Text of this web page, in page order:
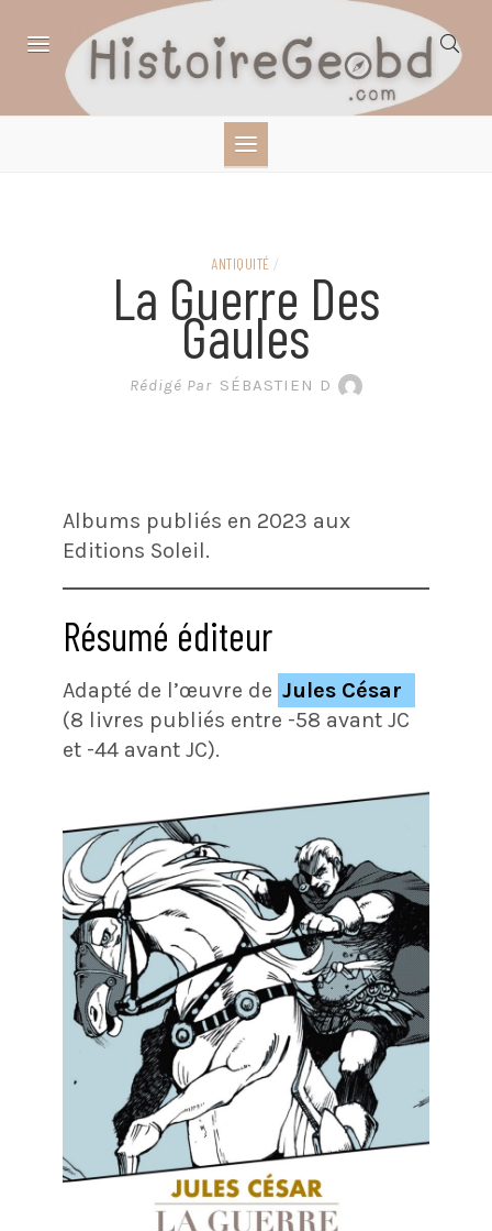
LITTÉRATURE EN
BANDE DESSINÉE
ANTIQUITÉ /
La Guerre Des
Gaules
Rédigé Par SÉBASTIEN D
Albums publiés en 2023 aux
Editions Soleil.
Résumé éditeur
Adapté de l’œuvre de Jules César
(8 livres publiés entre -58 avant JC
et -44 avant JC).